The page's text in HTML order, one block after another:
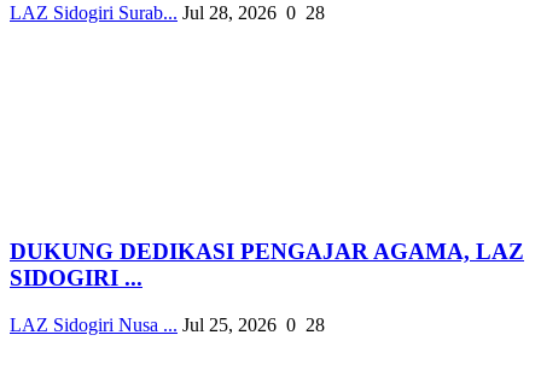
LAZ Sidogiri Surab... Jul 28, 2026 0 28
DUKUNG DEDIKASI PENGAJAR AGAMA, LAZ
SIDOGIRI ...
LAZ Sidogiri Nusa ... Jul 25, 2026 0 28